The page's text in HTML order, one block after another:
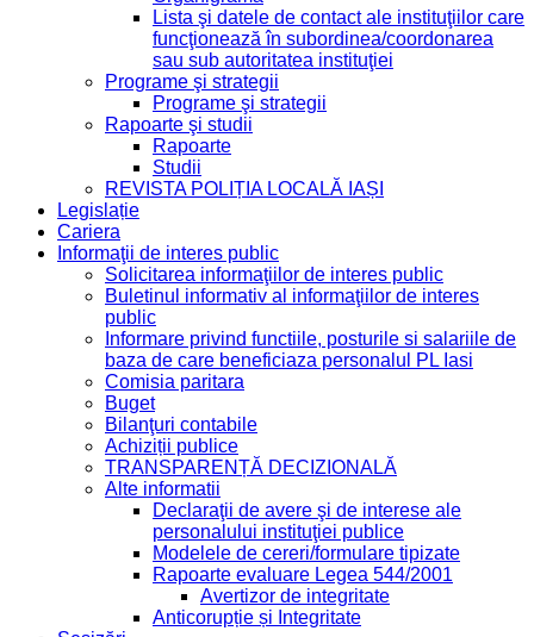
Lista şi datele de contact ale instituţiilor care
funcţionează în subordinea/coordonarea
sau sub autoritatea instituţiei
Programe şi strategii
Programe şi strategii
Rapoarte şi studii
Rapoarte
Studii
REVISTA POLIȚIA LOCALĂ IAȘI
Legislație
Cariera
Informaţii de interes public
Solicitarea informaţiilor de interes public
Buletinul informativ al informaţiilor de interes
public
Informare privind functiile, posturile si salariile de
baza de care beneficiaza personalul PL Iasi
Comisia paritara
Buget
Bilanţuri contabile
Achiziții publice
TRANSPARENȚĂ DECIZIONALĂ
Alte informatii
Declaraţii de avere şi de interese ale
personalului instituţiei publice
Modelele de cereri/formulare tipizate
Rapoarte evaluare Legea 544/2001
Avertizor de integritate
Anticorupție și Integritate